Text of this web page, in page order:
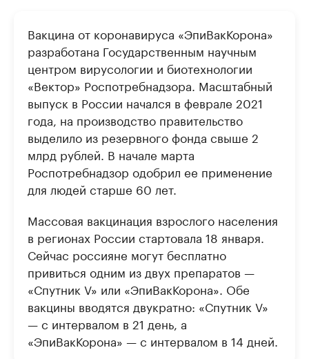
Вакцина от коронавируса «ЭпиВакКорона»
разработана Государственным научным
центром вирусологии и биотехнологии
«Вектор» Роспотребнадзора. Масштабный
выпуск в России начался в феврале 2021
года, на производство правительство
выделило из резервного фонда свыше 2
млрд рублей. В начале марта
Роспотребнадзор одобрил ее применение
для людей старше 60 лет.
Массовая вакцинация взрослого населения
в регионах России стартовала 18 января.
Сейчас россияне могут бесплатно
привиться одним из двух препаратов —
«Спутник V» или «ЭпиВакКорона». Обе
вакцины вводятся двукратно: «Спутник V»
— с интервалом в 21 день, а
«ЭпиВакКорона» — с интервалом в 14 дней.